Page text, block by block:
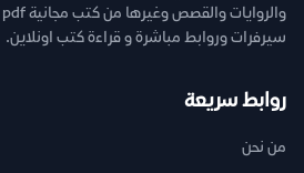
سيرفرات وروابط مباشرة و قراءة كتب اونلاين.
روابط سريعة
من نحن